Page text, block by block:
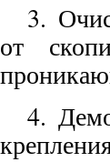
3.
от
4.